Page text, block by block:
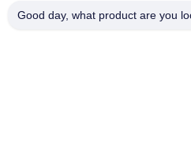
Good day, what product are you